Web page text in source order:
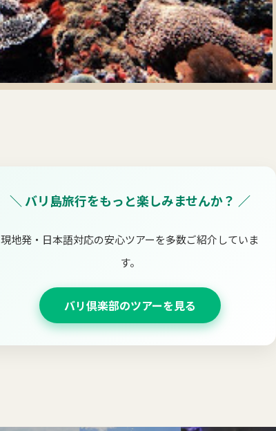
＼ バリ島旅行をもっと楽しみませんか？ ／
現地発・日本語対応の安心ツアーを多数ご紹介していま
す。
バリ倶楽部のツアーを見る